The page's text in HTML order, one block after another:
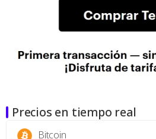
Precios en tiempo real
Bitcoin